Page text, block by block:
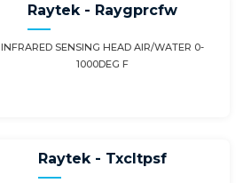
Raytek - Raygprcfw
INFRARED SENSING HEAD AIR/WATER 0-
1000DEG F
Raytek - Txcltpsf